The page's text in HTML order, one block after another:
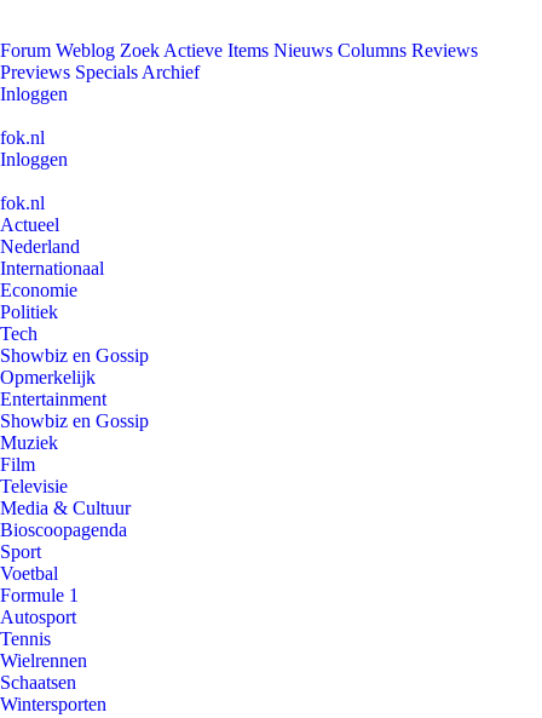
Forum Weblog Zoek Actieve Items Nieuws Columns Reviews
Previews Specials Archief
Inloggen
fok.nl
Inloggen
fok.nl
Actueel
Nederland
Internationaal
Economie
Politiek
Tech
Showbiz en Gossip
Opmerkelijk
Entertainment
Showbiz en Gossip
Muziek
Film
Televisie
Media & Cultuur
Bioscoopagenda
Sport
Voetbal
Formule 1
Autosport
Tennis
Wielrennen
Schaatsen
Wintersporten